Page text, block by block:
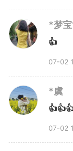
念。“这个
技创新成
住人生和
当初期望的
*梦
👍
07-02
*虞
07-02